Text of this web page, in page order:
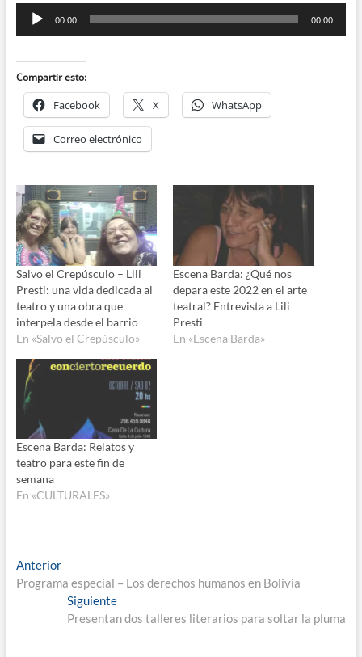
Reproductor
00:00 00:00
Compartir esto:
Facebook X WhatsApp
Correo electrónico
Salvo el Crepúsculo – Lili
Presti: una vida dedicada al
teatro y una obra que
interpela desde el barrio
En «Salvo el Crepúsculo»
Escena Barda: ¿Qué nos
depara este 2022 en el arte
teatral? Entrevista a Lili
Presti
En «Escena Barda»
Escena Barda: Relatos y
teatro para este fin de
semana
En «CULTURALES»
Navegación
de
entradas
AnteriorEntrada
anterior:
Programa especial – Los derechos humanos en Bolivia
SiguienteEntrada
siguiente:
Presentan dos talleres literarios para soltar la pluma